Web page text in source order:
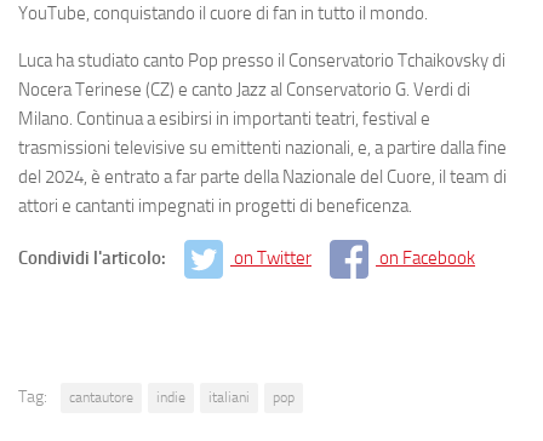
YouTube, conquistando il cuore di fan in tutto il mondo.
Luca ha studiato canto Pop presso il Conservatorio Tchaikovsky di
Nocera Terinese (CZ) e canto Jazz al Conservatorio G. Verdi di
Milano. Continua a esibirsi in importanti teatri, festival e
trasmissioni televisive su emittenti nazionali, e, a partire dalla fine
del 2024, è entrato a far parte della Nazionale del Cuore, il team di
attori e cantanti impegnati in progetti di beneficenza.
Condividi l'articolo: on Twitter on Facebook
Tag: cantautore indie italiani pop